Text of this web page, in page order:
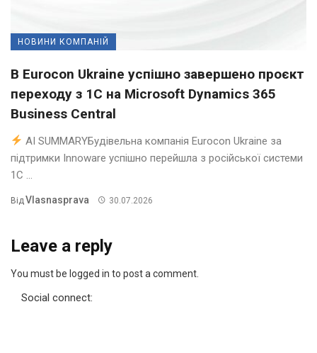
НОВИНИ КОМПАНІЙ
В Eurocon Ukraine успішно завершено проєкт
переходу з 1С на Microsoft Dynamics 365
Business Central
AI SUMMARYБудівельна компанія Eurocon Ukraine за
підтримки Innoware успішно перейшла з російської системи
1С ...
Від Vlasnasprava 30.07.2026
Leave a reply
You must be logged in to post a comment.
Social connect: